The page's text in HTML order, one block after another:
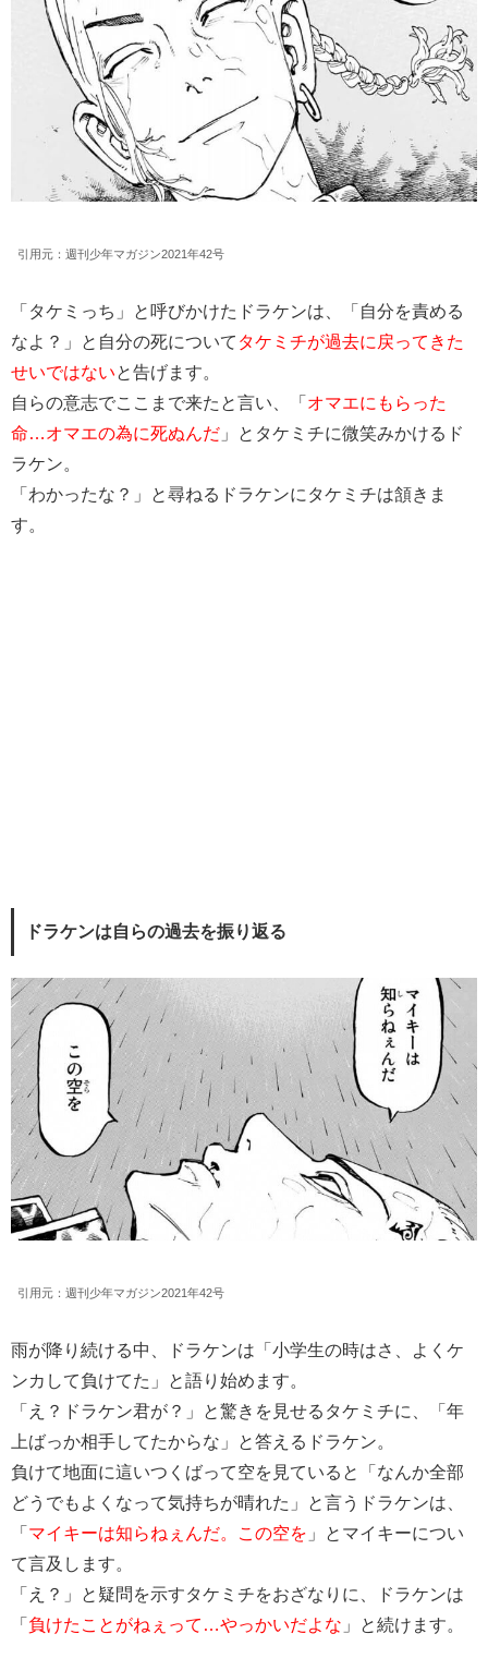
引用元：週刊少年マガジン2021年42号
「タケミっち」と呼びかけたドラケンは、「自分を責める
なよ？」と自分の死について タケミチが過去に戻ってきた
せいではないと告げます。
自らの意志でここまで来たと言い、「 オマエにもらった
命…オマエの為に死ぬんだ 」とタケミチに微笑みかけるド
ラケン。
「わかったな？」と尋ねるドラケンにタケミチは頷きま
す。
ドラケンは自らの過去を振り返る
引用元：週刊少年マガジン2021年42号
雨が降り続ける中、ドラケンは「小学生の時はさ、よくケ
ンカして負けてた」と語り始めます。
「え？ドラケン君が？」と驚きを見せるタケミチに、「年
上ばっか相手してたからな」と答えるドラケン。
負けて地面に這いつくばって空を見ていると「なんか全部
どうでもよくなって気持ちが晴れた」と言うドラケンは、
「 マイキーは知らねぇんだ。この空を 」とマイキーについ
て言及します。
「え？」と疑問を示すタケミチをおざなりに、ドラケンは
「 負けたことがねぇって…やっかいだよな 」と続けます。